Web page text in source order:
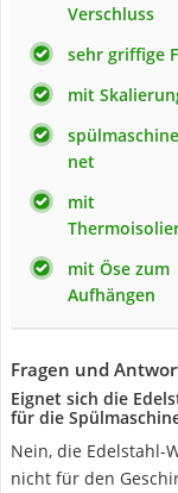
Verschluss
sehr griffige
mit
net
mit
mit Öse zum
Aufhängen
Fragen und
Eignet sich die
für die
Nein, die Edelstahl-
nicht für den